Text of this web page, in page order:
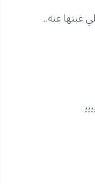
غبتها عنه..